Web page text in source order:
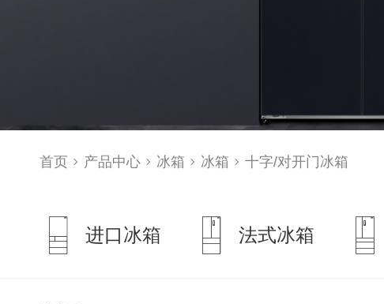
首页 产品中心 冰箱 冰箱 十字/对开门冰箱
进口冰箱 法式冰箱